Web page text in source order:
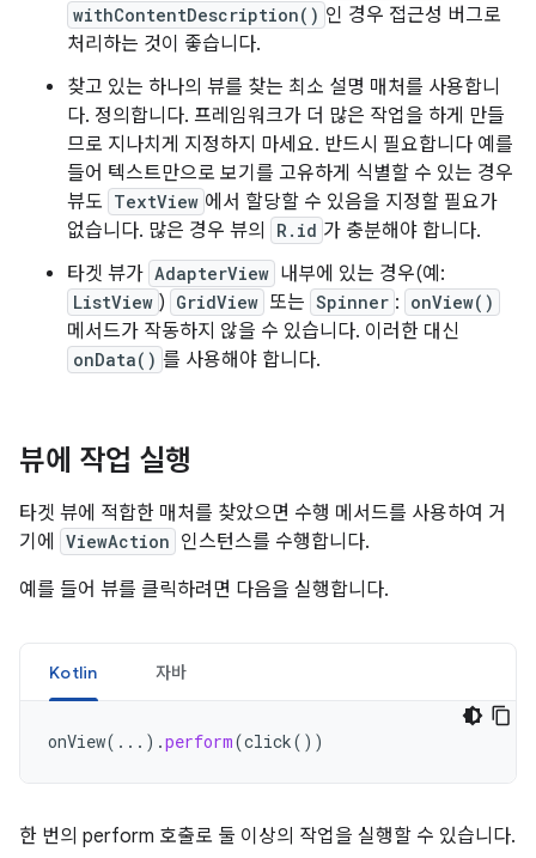
withContentDescription() 인 경우 접근성 버그로
처리하는 것이 좋습니다.
찾고 있는 하나의 뷰를 찾는 최소 설명 매처를 사용합니
다. 정의합니다. 프레임워크가 더 많은 작업을 하게 만들
므로 지나치게 지정하지 마세요. 반드시 필요합니다 예를
들어 텍스트만으로 보기를 고유하게 식별할 수 있는 경우
뷰도 TextView 에서 할당할 수 있음을 지정할 필요가
없습니다. 많은 경우 뷰의
R.id 가 충분해야 합니다.
타겟 뷰가 AdapterView 내부에 있는 경우(예:
ListView ) GridView 또는 Spinner : onView()
메서드가 작동하지 않을 수 있습니다. 이러한 대신
onData() 를 사용해야 합니다.
뷰에 작업 실행
타겟 뷰에 적합한 매처를 찾았으면 수행 메서드를 사용하여 거
기에
ViewAction 인스턴스를 수행합니다.
예를 들어 뷰를 클릭하려면 다음을 실행합니다.
Kotlin 자바
onView(...).perform(click())
한 번의 perform 호출로 둘 이상의 작업을 실행할 수 있습니다.